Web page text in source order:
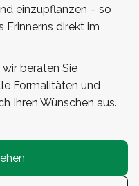
einzupflanzen – so
Erinnerns direkt im
beraten Sie
Formalitäten und
Ihren Wünschen aus.